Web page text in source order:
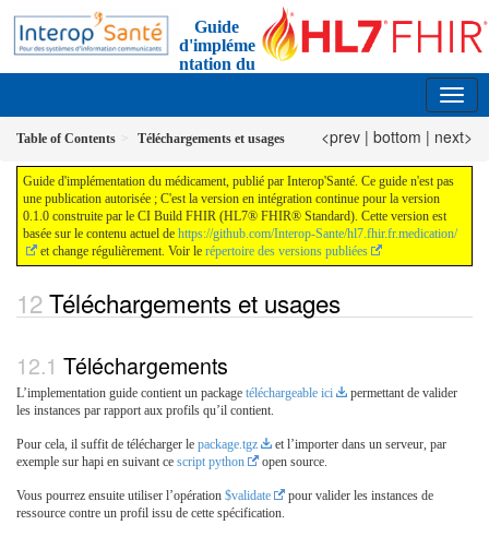
Guide
d'impléme
ntation du
Table of Contents Téléchargements et usages <prev | bottom | next>
Guide d'implémentation du médicament, publié par Interop'Santé. Ce guide n'est pas
une publication autorisée ; C'est la version en intégration continue pour la version
0.1.0 construite par le CI Build FHIR (HL7® FHIR® Standard). Cette version est
basée sur le contenu actuel de https://github.com/Interop-Sante/hl7.fhir.fr.medication/
et change régulièrement. Voir le répertoire des versions publiées
Téléchargements et usages
Téléchargements
L’implementation guide contient un package téléchargeable ici
permettant de valider
les instances par rapport aux profils qu’il contient.
Pour cela, il suffit de télécharger le package.tgz
et l’importer dans un serveur, par
exemple sur hapi en suivant ce script python open source.
Vous pourrez ensuite utiliser l’opération $validate
pour valider les instances de
ressource contre un profil issu de cette spécification.